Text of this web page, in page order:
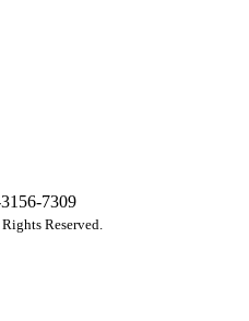
7309
Reserved.